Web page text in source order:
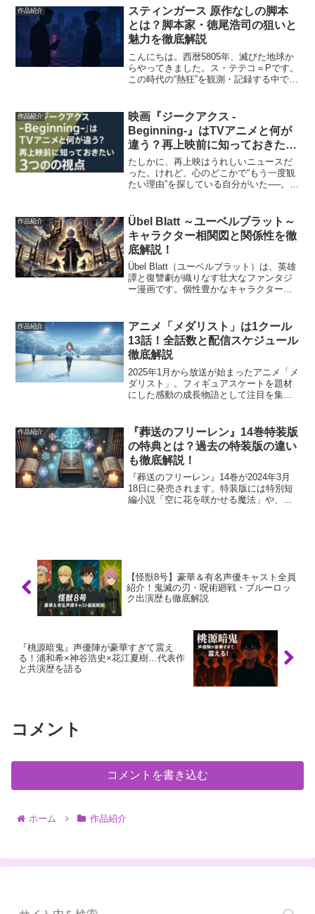
作品を読み続けるということは、ただ物
語を追うだけじゃない。...
作品紹介
スティンガース 原作なしの脚本
とは？脚本家・徳尾浩司の狙いと
魅力を徹底解説
こんにちは。西暦5805年、滅びた地球か
らやってきました。ス・テテコ＝Pです。
この時代の“熱狂”を観測・記録する中で、
検証室』。原作なし。すべてがゼロから
生み出され...
作品紹介
映画『ジークアクス -
Beginning-』はTVアニメと何が
違う？再上映前に知っておきたい
3つの視点
たしかに、再上映はうれしいニュースだ
った。けれど、心のどこかで“もう一度観
たい理由”を探している自分がいた──。
される。でも、それは「ただの総集編」
ではな...
作品紹介
Übel Blatt ～ユーベルブラット～
キャラクター相関図と関係性を徹
底解説！
Übel Blatt（ユーベルブラット）は、英雄
譚と復讐劇が織りなす壮大なファンタジ
ー漫画です。個性豊かなキャラクターた
物語をより深く楽しむために、主要キャ
ラクターの...
作品紹介
アニメ「メダリスト」は1クール
13話！全話数と配信スケジュール
徹底解説
2025年1月から放送が始まったアニメ「メ
ダリスト」。フィギュアスケートを題材
にした感動の成長物語として注目を集め
に地上波放送および各種配信サービスの
スケジュールをわ...
作品紹介
『葬送のフリーレン』14巻特装版
の特典とは？過去の特装版の違い
も徹底解説！
『葬送のフリーレン』14巻が2024年3月
18日に発売されます。特装版には特別短
編小説「空に花を咲かせる魔法」や、ア
【怪獣8号】豪華＆有名声優キャスト全員
紹介！鬼滅の刃・呪術廻戦・ブルーロッ
ク出演歴も徹底解説
『桃源暗鬼』声優陣が豪華すぎて震え
る！浦和希×神谷浩史×花江夏樹…代表作
と共演歴を語る
コメント
コメントを書き込む
ホーム 作品紹介